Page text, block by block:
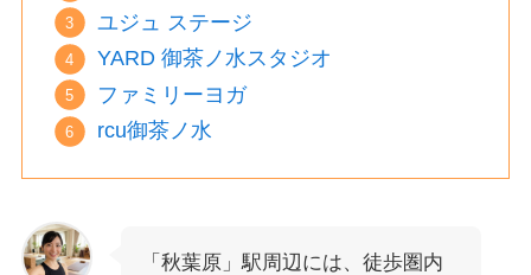
ユジュ ステージ
YARD 御茶ノ水スタジオ
ファミリーヨガ
rcu御茶ノ水
「秋葉原」駅周辺には、徒歩圏内